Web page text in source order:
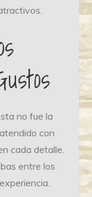
no fue la
con
cada detalle.
entre los